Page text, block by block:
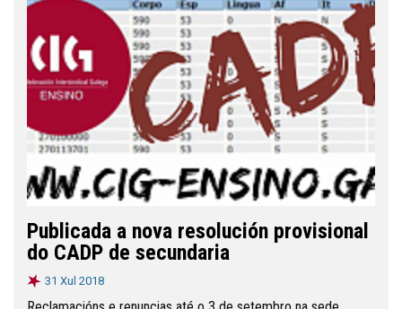
Publicada a nova resolución provisional
do CADP de secundaria
31 Xul 2018